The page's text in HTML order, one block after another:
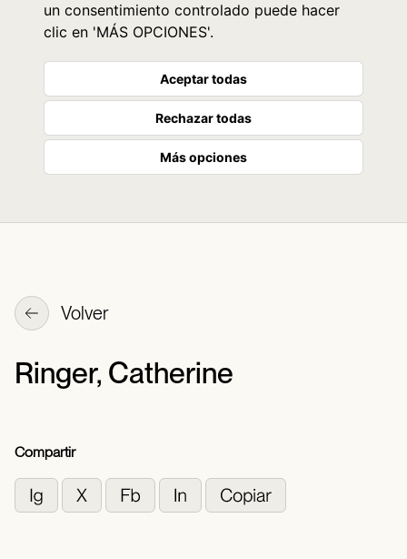
un consentimiento controlado puede hacer
clic en 'MÁS OPCIONES'.
Aceptar todas
Rechazar todas
Más opciones
Volver
Ringer, Catherine
Compartir